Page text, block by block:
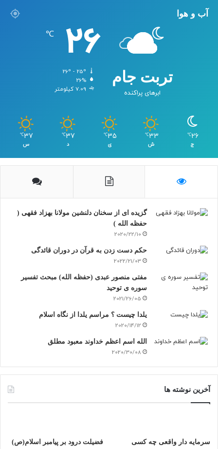
آب و هوا
تربت جام
ابرهای پراکنده
26
℃
26%
7.09 کیلومتر
26
℃
ج
33
℃
ش
35
℃
ی
37
℃
د
37
℃
س
گزیده ای از سخنان دلنشین مولانا بهزاد فقهی (
حفظه الله )
2020/22/10
حکم دست زدن به قرآن در دوران قائدگی
2022/21/03
مفتی منصور عبدی (حفظه الله) مبحث تفسیر
سوره ی توحید
2021/26/05
یلدا چیست ؟ مراسم یلدا از نگاه اسلام
2020/14/12
الله اسم اعظم خداوند معبود مطلق
2020/30/08
آخرین نوشته ها
سرمایه دار واقعی چه کسی
فضیلت درود بر پیامبر اسلام(ص)